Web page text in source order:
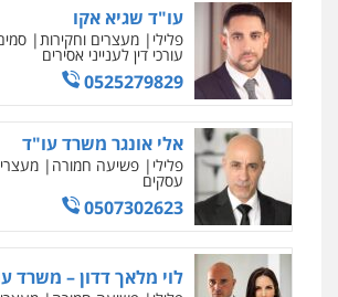
עו"ד קארין לגטיוי
פלילי פשיעה חמורה
0507446995
עו"ד אלינור טל
עבירות פליליות משפט מנהלי
אסירים ועדות שחרורים
0523823782
עו"ד רויטל סבג שקד
פלילי פשיעה חמורה